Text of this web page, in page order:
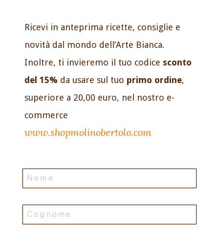
Ricevi in anteprima ricette, consiglie e
novità dal mondo dell’Arte Bianca.
Inoltre, ti invieremo il tuo codice sconto
del 15% da usare sul tuo primo ordine,
superiore a 20,00 euro, nel nostro e-
commerce
www.shopmolinobertolo.com